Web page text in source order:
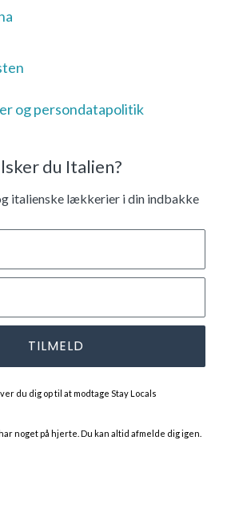
og persondatapolitik
du Italien?
italienske lækkerier i din indbakke
TILMELD
du dig op til at modtage Stay Locals
noget på hjerte. Du kan altid afmelde dig igen.